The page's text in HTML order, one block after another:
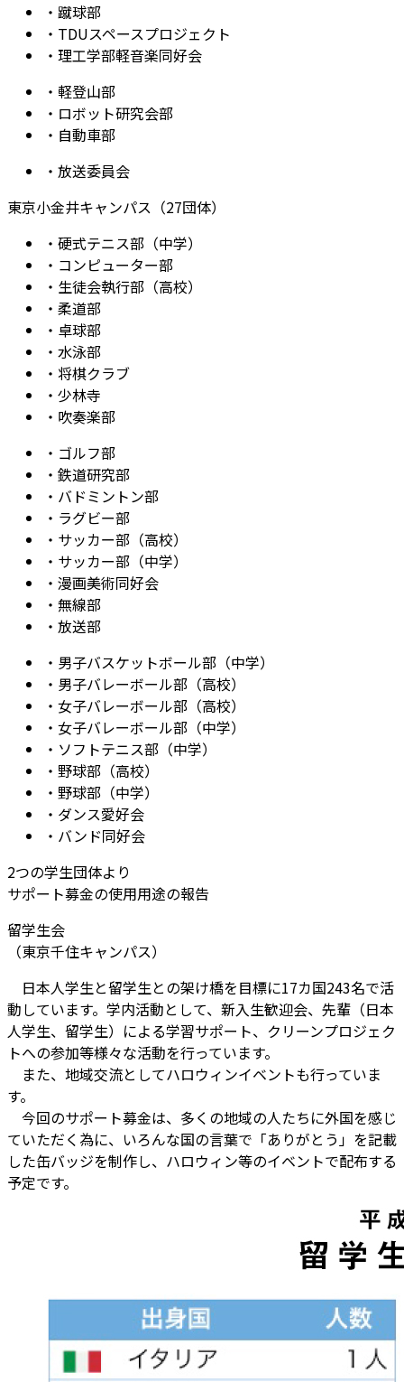
・ 蹴球部
・ TDUスペースプロジェクト
・ 理工学部軽音楽同好会
・ 軽登山部
・ ロボット研究会部
・ 自動車部
・ 放送委員会
東京小金井キャンパス（27団体）
・ 硬式テニス部（中学）
・ コンピューター部
・ 生徒会執行部（高校）
・ 柔道部
・ 卓球部
・ 水泳部
・ 将棋クラブ
・ 少林寺
・ 吹奏楽部
・ ゴルフ部
・ 鉄道研究部
・ バドミントン部
・ ラグビー部
・ サッカー部（高校）
・ サッカー部（中学）
・ 漫画美術同好会
・ 無線部
・ 放送部
・ 男子バスケットボール部（中学）
・ 男子バレーボール部（高校）
・ 女子バレーボール部（高校）
・ 女子バレーボール部（中学）
・ ソフトテニス部（中学）
・ 野球部（高校）
・ 野球部（中学）
・ ダンス愛好会
・ バンド同好会
2つの学生団体より
サポート募金の使用用途の報告
留学生会
（東京千住キャンパス）
日本人学生と留学生との架け橋を目標に17カ国243名で活
動しています。学内活動として、新入生歓迎会、先輩（日本
人学生、留学生）による学習サポート、クリーンプロジェク
トへの参加等様々な活動を行っています。
また、地域交流としてハロウィンイベントも行っていま
す。
今回のサポート募金は、多くの地域の人たちに外国を感じ
ていただく為に、いろんな国の言葉で「ありがとう」を記載
した缶バッジを制作し、ハロウィン等のイベントで配布する
予定です。